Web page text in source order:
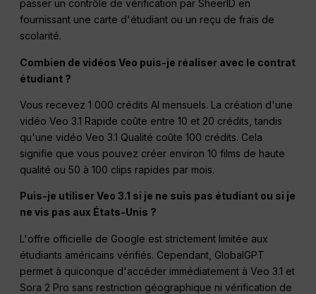
passer un contrôle de vérification par SheerID en
fournissant une carte d'étudiant ou un reçu de frais de
scolarité.
Combien de vidéos Veo puis-je réaliser avec le contrat
étudiant ?
Vous recevez 1 000 crédits AI mensuels. La création d'une
vidéo Veo 3.1 Rapide coûte entre 10 et 20 crédits, tandis
qu'une vidéo Veo 3.1 Qualité coûte 100 crédits. Cela
signifie que vous pouvez créer environ 10 films de haute
qualité ou 50 à 100 clips rapides par mois.
Puis-je utiliser Veo 3.1 si je ne suis pas étudiant ou si je
ne vis pas aux États-Unis ?
L'offre officielle de Google est strictement limitée aux
étudiants américains vérifiés. Cependant, GlobalGPT
permet à quiconque d'accéder immédiatement à Veo 3.1 et
Sora 2 Pro sans restriction géographique ni vérification de